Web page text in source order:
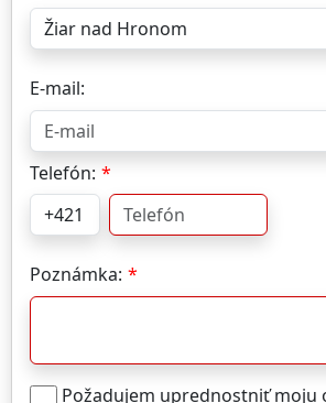
E-mail:
Telefón:
Poznámka:
Požadujem uprednostniť moju